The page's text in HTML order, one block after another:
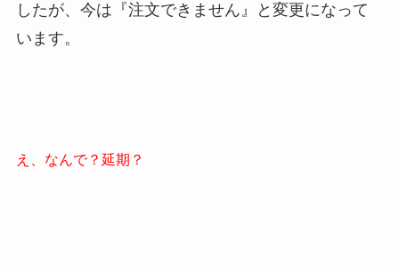
したが、今は『注文できません』と変更になって
います。
え、なんで？延期？